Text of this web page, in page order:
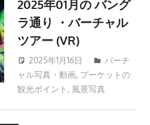
2025年01月の バング
ラ通り ・バーチャル
ツアー (VR)
2025年1月16日
patong003
バーチ
ャル写真・動画, プーケットの
観光ポイント , 風景写真